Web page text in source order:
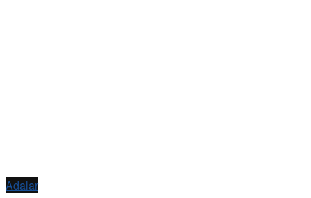
Adalar